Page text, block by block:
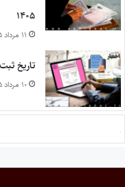
۱۴۰۵
۱۱ مرداد ۱۴۰۵
تاریخ ثبت
۱۰ مرداد ۱۴۰۵